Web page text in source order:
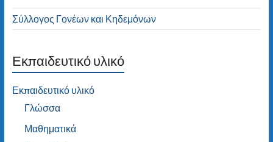
Σύλλογος Γονέων και Κηδεμόνων
Εκπαιδευτικό υλικό
Εκπαιδευτικό υλικό
Γλώσσα
Μαθηματικά